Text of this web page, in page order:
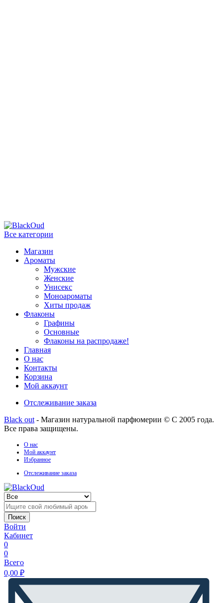
Все категории
Магазин
Ароматы
Мужские
Женские
Унисекс
Моноароматы
Хиты продаж
Флаконы
Графины
Основные
Флаконы на распродаже!
Главная
О нас
Контакты
Корзина
Мой аккаунт
Отслеживание заказа
Black out - Магазин натуральной парфюмерии © С 2005 года.
Все права защищены.
О нас
Мой аккаунт
Избранное
Отслеживание заказа
Поиск
Войти
Кабинет
0
0
Всего
0,00 ₽